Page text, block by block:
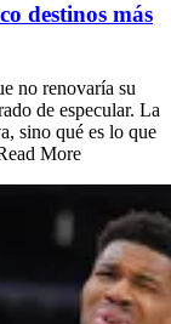
destinos más
no renovaría su
de especular. La
sino qué es lo que
More